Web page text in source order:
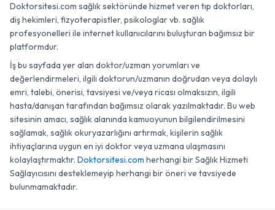
Doktorsitesi.com sağlık sektöründe hizmet veren tıp doktorları,
diş hekimleri, fizyoterapistler, psikologlar vb. sağlık
profesyonelleri ile internet kullanıcılarını buluşturan bağımsız bir
platformdur.
İş bu sayfada yer alan doktor/uzman yorumları ve
değerlendirmeleri, ilgili doktorun/uzmanın doğrudan veya dolaylı
emri, talebi, önerisi, tavsiyesi ve/veya ricası olmaksızın, ilgili
hasta/danışan tarafından bağımsız olarak yazılmaktadır. Bu web
sitesinin amacı, sağlık alanında kamuoyunun bilgilendirilmesini
sağlamak, sağlık okuryazarlığını artırmak, kişilerin sağlık
ihtiyaçlarına uygun en iyi doktor veya uzmana ulaşmasını
kolaylaştırmaktır. Doktorsitesi.com herhangi bir Sağlık Hizmeti
Sağlayıcısını desteklemeyip herhangi bir öneri ve tavsiyede
bulunmamaktadır.